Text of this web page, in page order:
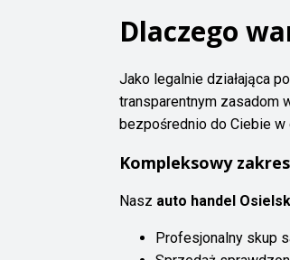
Dlaczego
Jako legalnie działająca
transparentnym zasadom
bezpośrednio do Ciebie
Kompleksowy
Nasz auto handel
Profesjonalny skup